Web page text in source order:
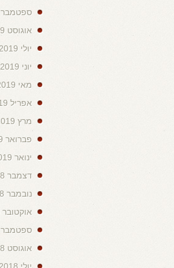
ספטמבר 2019
אוגוסט 2019
יולי 2019
יוני 2019
מאי 2019
אפריל 2019
מרץ 2019
פברואר 2019
ינואר 2019
דצמבר 2018
נובמבר 2018
אוקטובר 2018
ספטמבר 2018
אוגוסט 2018